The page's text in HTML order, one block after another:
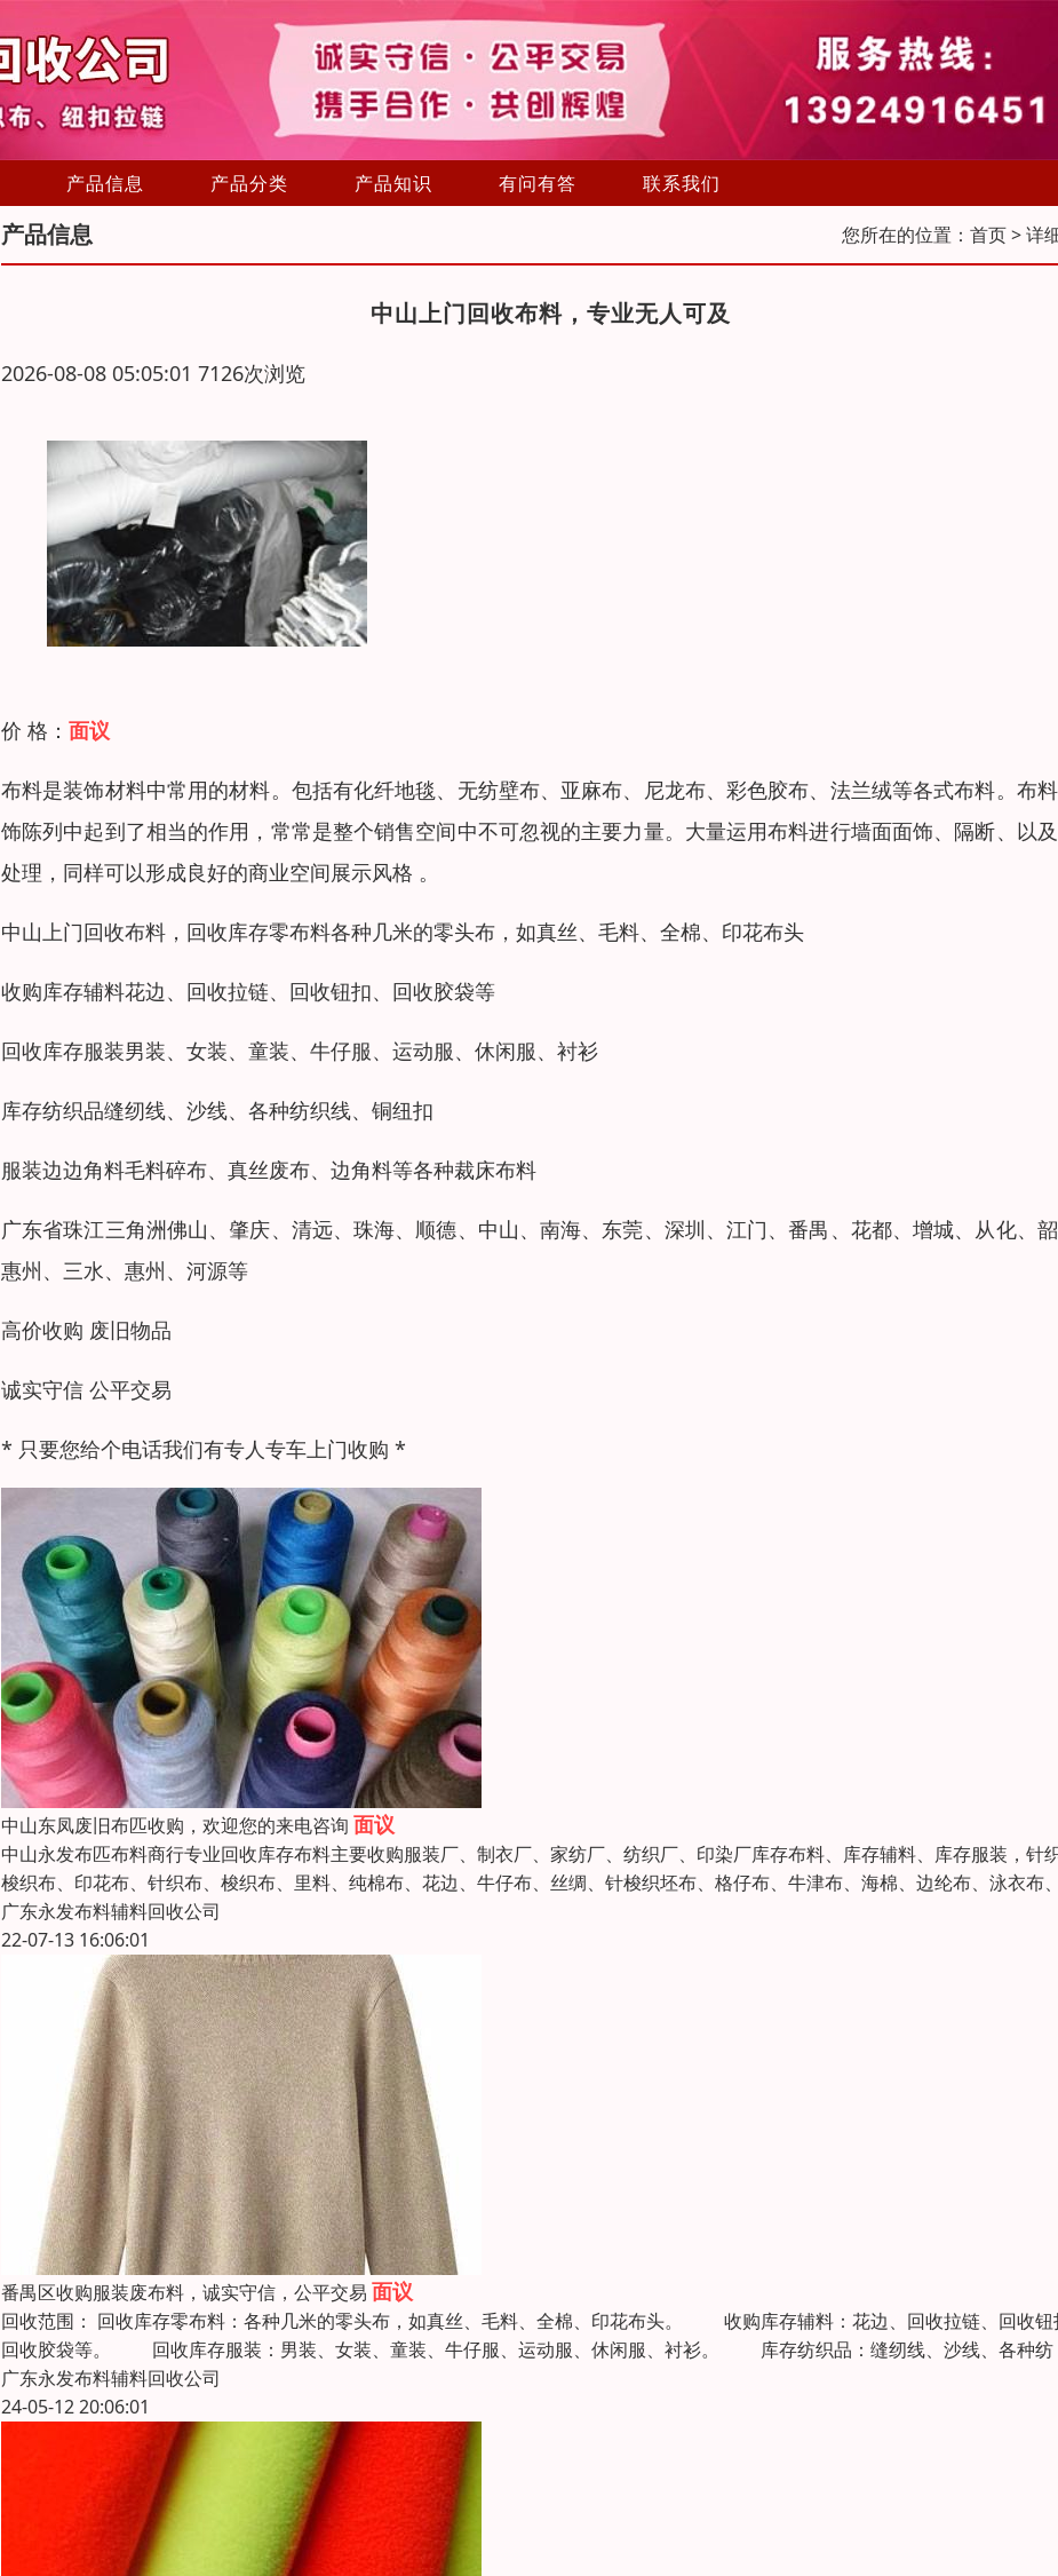
产品信息 产品分类 产品知识 有问有答 联系我们
产品信息 您所在的位置： 首页> 详
中山上门回收布料，专业无人可及
2026-08-08 05:05:01 7126次浏览
价 格： 面议
布料是装饰材料中常用的材料。包括有化纤地毯、无纺壁布、亚麻布、尼龙布、彩色胶布、法兰绒等各式布料。布
饰陈列中起到了相当的作用，常常是整个销售空间中不可忽视的主要力量。大量运用布料进行墙面面饰、隔断、以
处理，同样可以形成良好的商业空间展示风格 。
中山上门回收布料，回收库存零布料各种几米的零头布，如真丝、毛料、全棉、印花布头
收购库存辅料花边、回收拉链、回收钮扣、回收胶袋等
回收库存服装男装、女装、童装、牛仔服、运动服、休闲服、衬衫
库存纺织品缝纫线、沙线、各种纺织线、铜纽扣
服装边边角料毛料碎布、真丝废布、边角料等各种裁床布料
广东省珠江三角洲佛山、肇庆、清远、珠海、顺德、中山、南海、东莞、深圳、江门、番禺、花都、增城、从化、
惠州、三水、惠州、河源等
高价收购 废旧物品
诚实守信 公平交易
* 只要您给个电话我们有专人专车上门收购 *
中山东凤废旧布匹收购，欢迎您的来电咨询 面议
中山永发布匹布料商行专业回收库存布料主要收购服装厂、制衣厂、家纺厂、纺织厂、印染厂库存布料、库存辅料、库存服装，针
梭织布、印花布、针织布、梭织布、里料、纯棉布、花边、牛仔布、丝绸、针梭织坯布、格仔布、牛津布、海棉、边纶布、泳衣布
广东永发布料辅料回收公司
22-07-13 16:06:01
番禺区收购服装废布料，诚实守信，公平交易 面议
回收范围： 回收库存零布料：各种几米的零头布，如真丝、毛料、全棉、印花布头。 收购库存辅料：花边、回收拉链、回收钮
回收胶袋等。 回收库存服装：男装、女装、童装、牛仔服、运动服、休闲服、衬衫。 库存纺织品：缝纫线、沙线、各种纺
广东永发布料辅料回收公司
24-05-12 20:06:01